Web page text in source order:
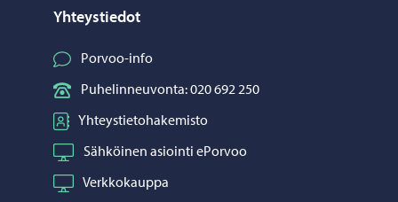
Yhteystiedot
Porvoo-info
Puhelinneuvonta: 020 692 250
Yhteystietohakemisto
Sähköinen asiointi ePorvoo
Verkkokauppa